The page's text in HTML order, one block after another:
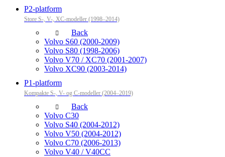
P2-platform
Store S-, V-, XC-modeller (1998–2014)
Back
Volvo S60 (2000-2009)
Volvo S80 (1998-2006)
Volvo V70 / XC70 (2001-2007)
Volvo XC90 (2003-2014)
P1-platform
Kompakte S-, V- og C-modeller (2004–2019)
Back
Volvo C30
Volvo S40 (2004-2012)
Volvo V50 (2004-2012)
Volvo C70 (2006-2013)
Volvo V40 / V40CC